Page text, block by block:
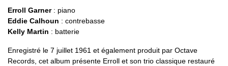
Erroll Garner: piano
Eddie Calhoun : contrebasse
Kelly Martin : batterie
Enregistré le 7 juillet 1961 et également produit par Octave
Records, cet album présente Erroll et son trio classique restauré